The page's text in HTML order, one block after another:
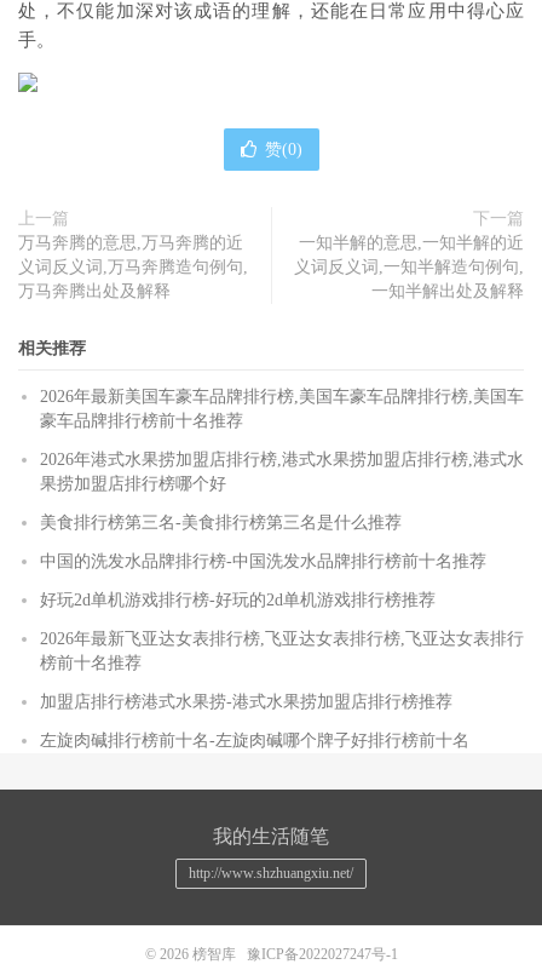
处，不仅能加深对该成语的理解，还能在日常应用中得心应
手。
赞(0)
上一篇
万马奔腾的意思,万马奔腾的近
义词反义词,万马奔腾造句例句,
万马奔腾出处及解释
下一篇
一知半解的意思,一知半解的近
义词反义词,一知半解造句例句,
一知半解出处及解释
相关推荐
2026年最新美国车豪车品牌排行榜,美国车豪车品牌排行榜,美国车
豪车品牌排行榜前十名推荐
2026年港式水果捞加盟店排行榜,港式水果捞加盟店排行榜,港式水
果捞加盟店排行榜哪个好
美食排行榜第三名-美食排行榜第三名是什么推荐
中国的洗发水品牌排行榜-中国洗发水品牌排行榜前十名推荐
好玩2d单机游戏排行榜-好玩的2d单机游戏排行榜推荐
2026年最新飞亚达女表排行榜,飞亚达女表排行榜,飞亚达女表排行
榜前十名推荐
加盟店排行榜港式水果捞-港式水果捞加盟店排行榜推荐
左旋肉碱排行榜前十名-左旋肉碱哪个牌子好排行榜前十名
我的生活随笔
http://www.shzhuangxiu.net/
© 2026 榜智库 豫ICP备2022027247号-1